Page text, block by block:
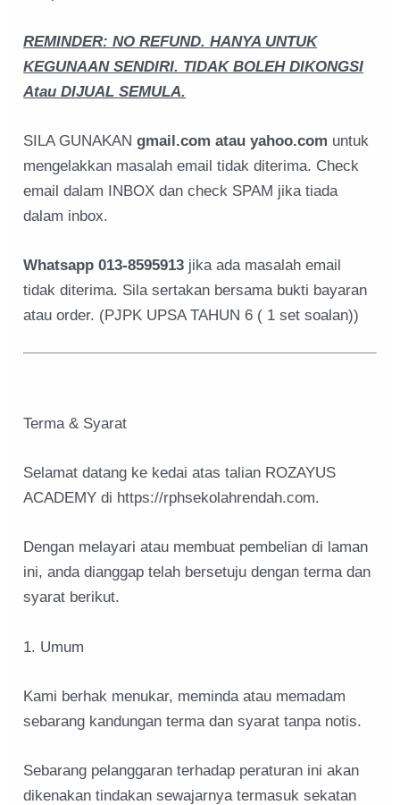
REMINDER: NO REFUND. HANYA UNTUK
KEGUNAAN SENDIRI. TIDAK BOLEH DIKONGSI
Atau DIJUAL SEMULA.
SILA GUNAKAN gmail.com atau yahoo.com untuk
mengelakkan masalah email tidak diterima. Check
email dalam INBOX dan check SPAM jika tiada
dalam inbox.
Whatsapp 013-8595913 jika ada masalah email
tidak diterima. Sila sertakan bersama bukti bayaran
atau order. (PJPK UPSA TAHUN 6 ( 1 set soalan))
Terma & Syarat
Selamat datang ke kedai atas talian ROZAYUS
ACADEMY di https://rphsekolahrendah.com.
Dengan melayari atau membuat pembelian di laman
ini, anda dianggap telah bersetuju dengan terma dan
syarat berikut.
1. Umum
Kami berhak menukar, meminda atau memadam
sebarang kandungan terma dan syarat tanpa notis.
Sebarang pelanggaran terhadap peraturan ini akan
dikenakan tindakan sewajarnya termasuk sekatan